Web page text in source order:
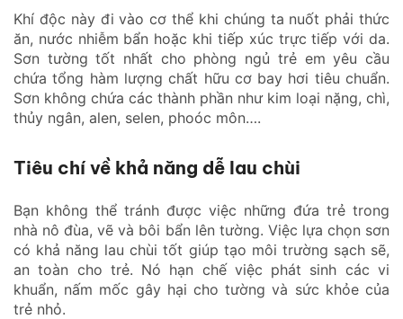
Khí độc này đi vào cơ thể khi chúng ta nuốt phải thức
ăn, nước nhiễm bẩn hoặc khi tiếp xúc trực tiếp với da.
Sơn tường tốt nhất cho phòng ngủ trẻ em yêu cầu
chứa tổng hàm lượng chất hữu cơ bay hơi tiêu chuẩn.
Sơn không chứa các thành phần như kim loại nặng, chì,
thủy ngân, alen, selen, phoóc môn….
Tiêu chí về khả năng dễ lau chùi
Bạn không thể tránh được việc những đứa trẻ trong
nhà nô đùa, vẽ và bôi bẩn lên tường. Việc lựa chọn sơn
có khả năng lau chùi tốt giúp tạo môi trường sạch sẽ,
an toàn cho trẻ. Nó hạn chế việc phát sinh các vi
khuẩn, nấm mốc gây hại cho tường và sức khỏe của
trẻ nhỏ.